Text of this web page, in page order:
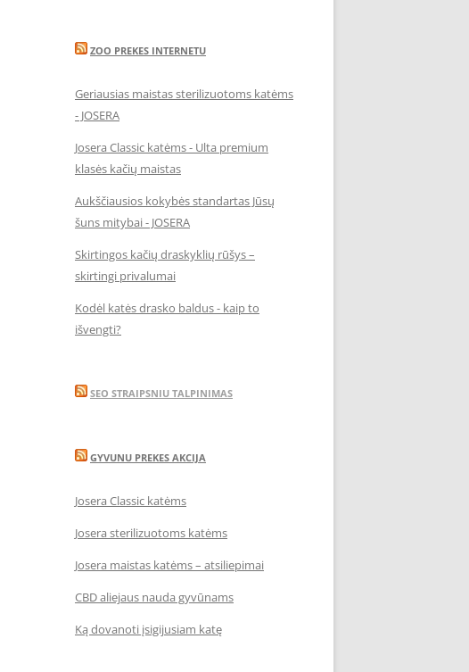
ZOO PREKES INTERNETU
Geriausias maistas sterilizuotoms katėms
- JOSERA
Josera Classic katėms - Ulta premium
klasės kačių maistas
Aukščiausios kokybės standartas Jūsų
šuns mitybai - JOSERA
Skirtingos kačių draskyklių rūšys –
skirtingi privalumai
Kodėl katės drasko baldus - kaip to
išvengti?
SEO STRAIPSNIU TALPINIMAS
GYVUNU PREKES AKCIJA
Josera Classic katėms
Josera sterilizuotoms katėms
Josera maistas katėms – atsiliepimai
CBD aliejaus nauda gyvūnams
Ką dovanoti įsigijusiam katę